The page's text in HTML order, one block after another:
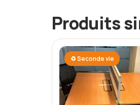
Produits
♻ Seconde vie